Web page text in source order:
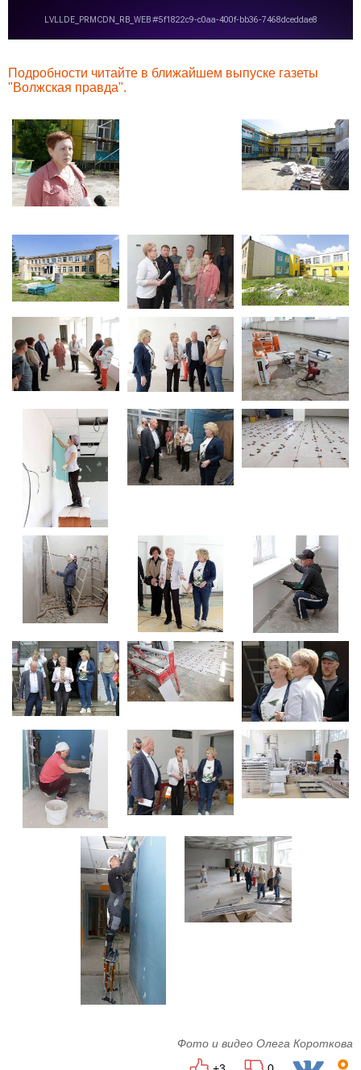
Подробности читайте в ближайшем выпуске газеты
"Волжская правда".
Фото и видео Олега Короткова